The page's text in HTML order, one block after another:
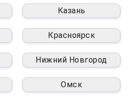
Казань
Красноярск
Нижний Новгород
Омск